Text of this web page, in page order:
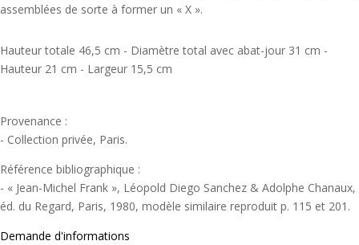
assemblées de sorte à former un « X ».
Hauteur totale 46,5 cm - Diamètre total avec abat-jour 31 cm -
Hauteur 21 cm - Largeur 15,5 cm
Provenance :
- Collection privée, Paris.
Référence bibliographique :
- « Jean-Michel Frank », Léopold Diego Sanchez & Adolphe Chanaux,
éd. du Regard, Paris, 1980, modèle similaire reproduit p. 115 et 201.
Demande d'informations